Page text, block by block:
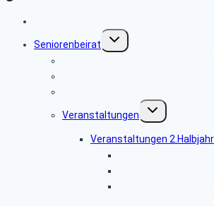
Seniorenbeirat
Untermenü
umschalten
Veranstaltungen
Untermenü
umschalten
Veranstaltungen